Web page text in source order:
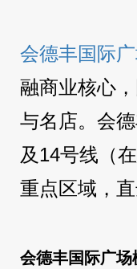
会德丰国际
融商业核心
与名店。会
及14号线（
重点区域，
会德丰国际广场